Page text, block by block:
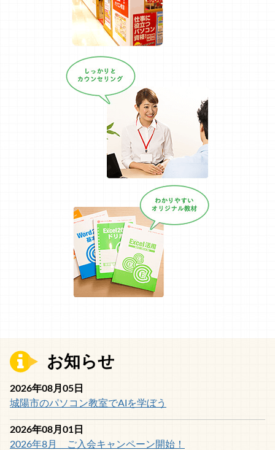
お知らせ
2026年08月05日
城陽市のパソコン教室でAIを学ぼう
2026年08月01日
2026年8月 ご入会キャンペーン開始！